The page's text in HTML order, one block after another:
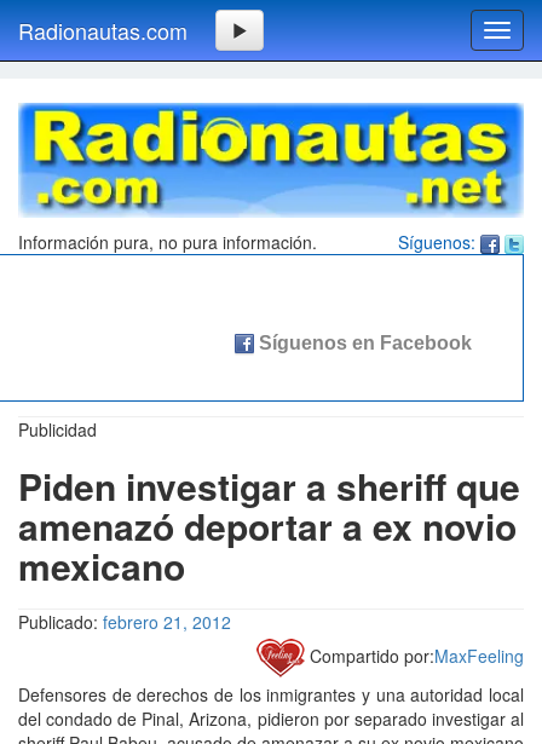
Radionautas.com
Síguenos:
Información pura, no pura información.
Publicidad
Piden investigar a sheriff que
amenazó deportar a ex novio
mexicano
Publicado: febrero 21, 2012
Compartido por:MaxFeeling
Defensores de derechos de los inmigrantes y una autoridad local
del condado de Pinal, Arizona, pidieron por separado investigar al